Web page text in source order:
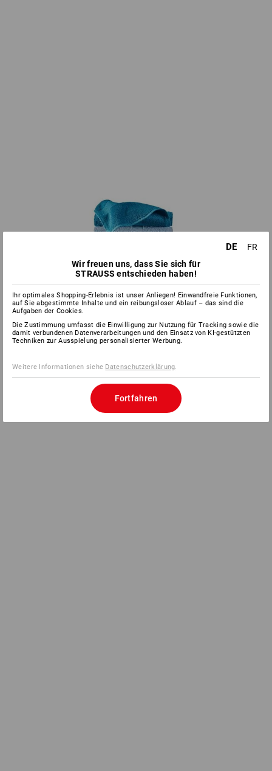
DE
FR
Wir freuen uns, dass Sie sich für
STRAUSS entschieden haben!
Ihr optimales Shopping-Erlebnis ist unser Anliegen! Einwandfreie Funktionen,
auf Sie abgestimmte Inhalte und ein reibungsloser Ablauf – das sind die
Aufgaben der Cookies.
Die Zustimmung umfasst die Einwilligung zur Nutzung für Tracking sowie die
damit verbundenen Datenverarbeitungen und den Einsatz von KI-gestützten
Techniken zur Ausspielung personalisierter Werbung.
Weitere Informationen siehe Datenschutzerklärung
Fortfahren